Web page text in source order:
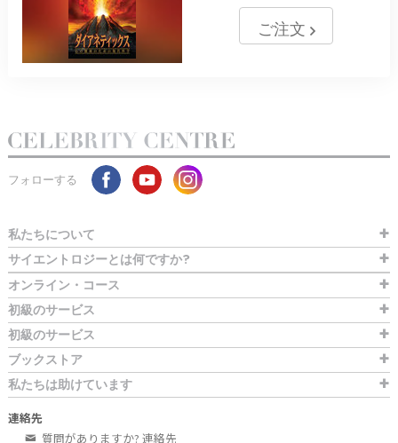
ご注文
フォローする
私たちについて
サイエントロジーとは何ですか?
オンライン・コース
初級のサービス
初級のサービス
ブックストア
私たちは助けています
連絡先
質問がありますか? 連絡先